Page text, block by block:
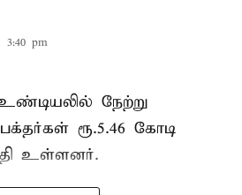
3:40 pm
நேற்று
ரூ.5.46 கோடி
உள்ளனர்.